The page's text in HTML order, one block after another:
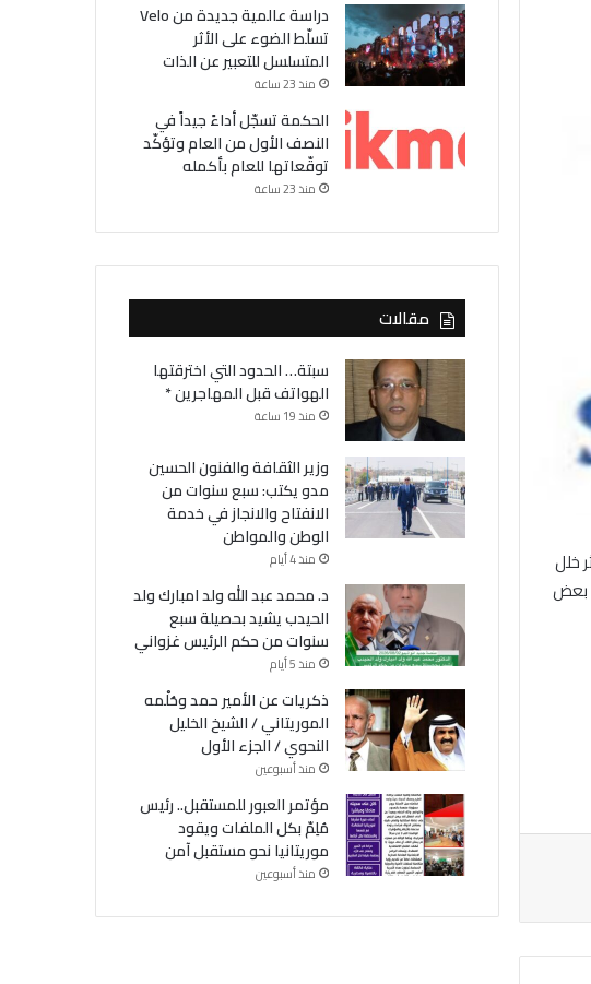
إثر خلل
بعض
دراسة عالمية جديدة من Velo
تسلّط الضوء على الأثر
المتسلسل للتعبير عن الذات
منذ 23 ساعة
الحكمة تسجّل أداءً جيداً في
النصف الأول من العام وتؤكّد
توقّعاتها للعام بأكمله
منذ 23 ساعة
مقالات
سبتة… الحدود التي اخترقتها
الهواتف قبل المهاجرين *
منذ 19 ساعة
وزير الثقافة والفنون الحسين
مدو يكتب: سبع سنوات من
الانفتاح والانجاز في خدمة
الوطن والمواطن
منذ 4 أيام
د. محمد عبد الله ولد امبارك ولد
الحيدب يشيد بحصيلة سبع
سنوات من حكم الرئيس غزواني
منذ 5 أيام
ذكريات عن الأمير حمد وحُلْمه
الموريتاني / الشيخ الخليل
النحوي / الجزء الأول
منذ أسبوعين
مؤتمر العبور للمستقبل.. رئيس
مُلِمّ بكل الملفات ويقود
موريتانيا نحو مستقبل آمن
منذ أسبوعين